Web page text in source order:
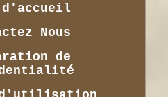
d'accueil
Nous
de